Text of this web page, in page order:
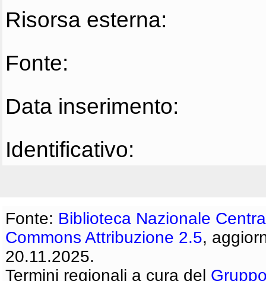
Risorsa esterna:
Fonte:
Data inserimento:
Identificativo:
Fonte: Biblioteca Nazionale
Commons Attribuzione 2.5,
20.11.2025.
Termini regionali a cura del